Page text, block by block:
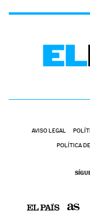
AVISO LEGAL
POLÍTICA